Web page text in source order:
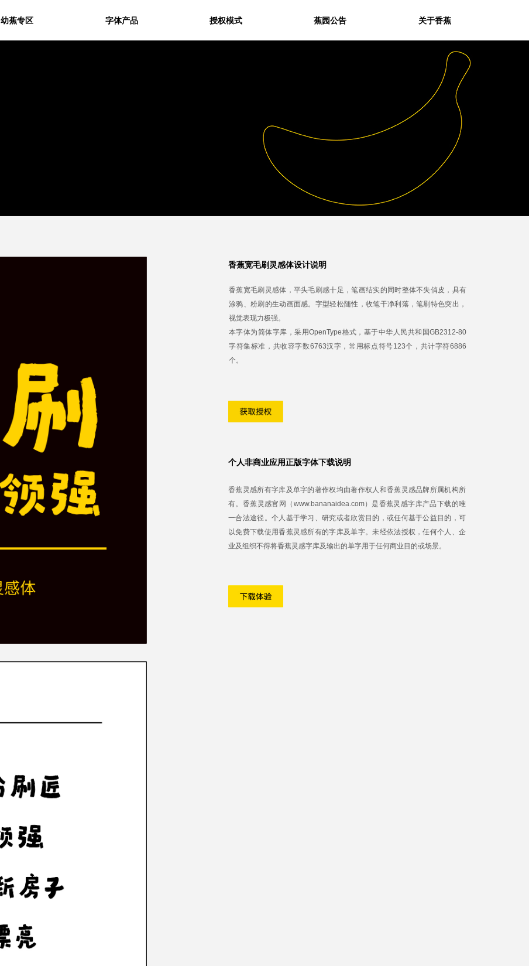
幼蕉专区 字体产品 授权模式 蕉园公告 关于香蕉
香蕉宽毛刷灵感体设计说明
香蕉宽毛刷灵感体，平头毛刷感十足，笔画结实的同时整体不失俏皮，具有
涂鸦、粉刷的生动画面感。字型轻松随性，收笔干净利落，笔刷特色突出，
视觉表现力极强。
本字体为简体字库，采用OpenType格式，基于中华人民共和国GB2312-80
字符集标准，共收容字数6763汉字，常用标点符号123个，共计字符6886
个。
个人非商业应用正版字体下载说明
香蕉灵感所有字库及单字的著作权均由著作权人和香蕉灵感品牌所属机构所
有。香蕉灵感官网（www.bananaidea.com）是香蕉灵感字库产品下载的唯
一合法途径。个人基于学习、研究或者欣赏目的，或任何基于公益目的，可
以免费下载使用香蕉灵感所有的字库及单字。未经依法授权，任何个人、企
业及组织不得将香蕉灵感字库及输出的单字用于任何商业目的或场景。